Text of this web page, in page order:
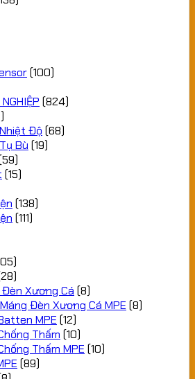
(100)
(824)
Độ (68)
Bù (19)
(15)
(138)
(111)
Xương Cá (8)
Đèn Xương Cá MPE (8)
MPE (12)
Thấm (10)
Thấm MPE (10)
(89)